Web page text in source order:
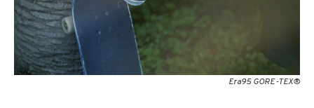
Era95 GORE-TEX®